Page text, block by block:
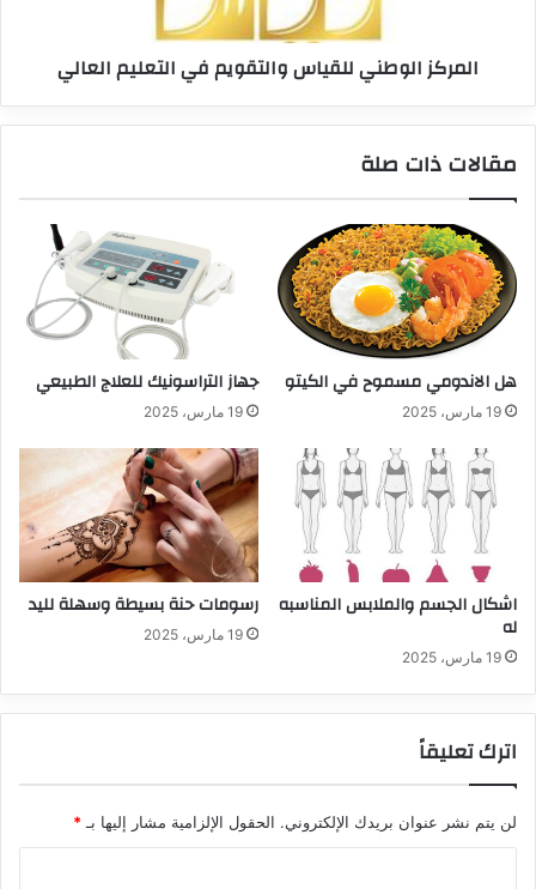
المركز الوطني للقياس والتقويم في التعليم العالي
مقالات ذات صلة
هل الاندومي مسموح في الكيتو
19 مارس، 2025
جهاز التراسونيك للعلاج الطبيعي
19 مارس، 2025
اشكال الجسم والملابس المناسبه
له
19 مارس، 2025
رسومات حنة بسيطة وسهلة لليد
19 مارس، 2025
اترك تعليقاً
لن يتم نشر عنوان بريدك الإلكتروني. الحقول الإلزامية مشار إليها بـ*